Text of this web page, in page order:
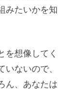
みたいかを知
を想像してく
ないので、
ん、あなたは